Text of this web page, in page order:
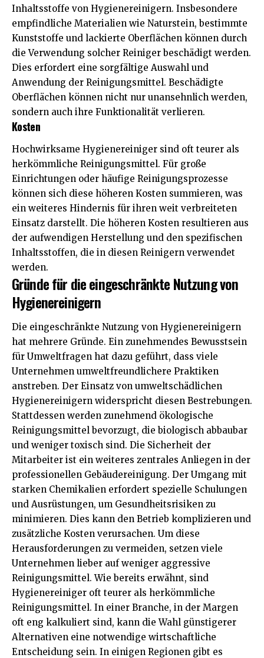
Inhaltsstoffe von Hygienereinigern. Insbesondere
empfindliche Materialien wie Naturstein, bestimmte
Kunststoffe und lackierte Oberflächen können durch
die Verwendung solcher Reiniger beschädigt werden.
Dies erfordert eine sorgfältige Auswahl und
Anwendung der Reinigungsmittel. Beschädigte
Oberflächen können nicht nur unansehnlich werden,
sondern auch ihre Funktionalität verlieren.
Kosten
Hochwirksame Hygienereiniger sind oft teurer als
herkömmliche Reinigungsmittel. Für große
Einrichtungen oder häufige Reinigungsprozesse
können sich diese höheren Kosten summieren, was
ein weiteres Hindernis für ihren weit verbreiteten
Einsatz darstellt. Die höheren Kosten resultieren aus
der aufwendigen Herstellung und den spezifischen
Inhaltsstoffen, die in diesen Reinigern verwendet
werden.
Gründe für die eingeschränkte Nutzung von
Hygienereinigern
Die eingeschränkte Nutzung von Hygienereinigern
hat mehrere Gründe. Ein zunehmendes Bewusstsein
für Umweltfragen hat dazu geführt, dass viele
Unternehmen umweltfreundlichere Praktiken
anstreben. Der Einsatz von umweltschädlichen
Hygienereinigern widerspricht diesen Bestrebungen.
Stattdessen werden zunehmend ökologische
Reinigungsmittel bevorzugt, die biologisch abbaubar
und weniger toxisch sind. Die Sicherheit der
Mitarbeiter ist ein weiteres zentrales Anliegen in der
professionellen Gebäudereinigung. Der Umgang mit
starken Chemikalien erfordert spezielle Schulungen
und Ausrüstungen, um Gesundheitsrisiken zu
minimieren. Dies kann den Betrieb komplizieren und
zusätzliche Kosten verursachen. Um diese
Herausforderungen zu vermeiden, setzen viele
Unternehmen lieber auf weniger aggressive
Reinigungsmittel. Wie bereits erwähnt, sind
Hygienereiniger oft teurer als herkömmliche
Reinigungsmittel. In einer Branche, in der Margen
oft eng kalkuliert sind, kann die Wahl günstigerer
Alternativen eine notwendige wirtschaftliche
Entscheidung sein. In einigen Regionen gibt es